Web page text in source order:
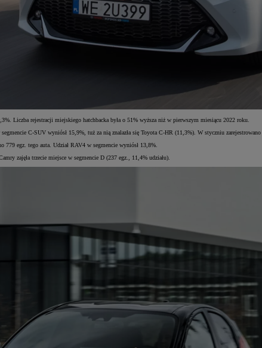
Liczba rejestracji miejskiego hatchbacka była o 51% wyższa niż w pierwszym miesiącu 2022 roku.
C-SUV wyniósł 15,9%, tuż za nią znalazła się Toyota C-HR (11,3%). W styczniu
779 egz. tego auta. Udział RAV4 w segmencie wyniósł 13,8%.
zajęła trzecie miejsce w segmencie D (237 egz., 11,4% udziału).